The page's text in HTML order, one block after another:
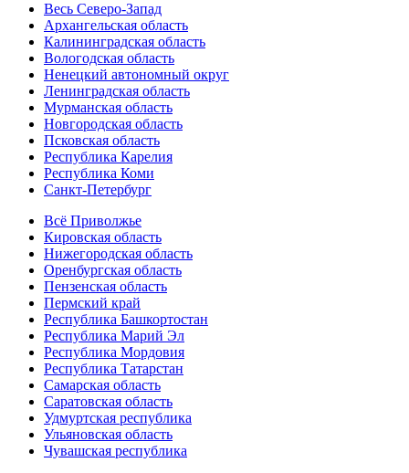
Весь Северо-Запад
Архангельская область
Калининградская область
Вологодская область
Ненецкий автономный округ
Ленинградская область
Мурманская область
Новгородская область
Псковская область
Республика Карелия
Республика Коми
Санкт-Петербург
Всё Приволжье
Кировская область
Нижегородская область
Оренбургская область
Пензенская область
Пермский край
Республика Башкортостан
Республика Марий Эл
Республика Мордовия
Республика Татарстан
Самарская область
Саратовская область
Удмуртская республика
Ульяновская область
Чувашская республика